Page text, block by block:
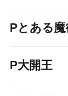
Pとある
P大開王